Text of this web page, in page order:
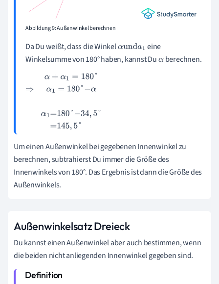
Abbildung 9: Außenwinkel berechnen
Da Du weißt, dass die Winkelαunda1 eine
Winkelsumme von 180° haben, kannst Duαberechnen.
=180°-34,5 =145,5°
Um einen Außenwinkel bei gegebenen Innenwinkel zu
berechnen, subtrahierst Du immer die Größe des
Innenwinkels von 180°. Das Ergebnis ist dann die Größe des
Außenwinkels.
Außenwinkelsatz Dreieck
Du kannst einen Außenwinkel aber auch bestimmen, wenn
die beiden nicht anliegenden Innenwinkel gegeben sind.